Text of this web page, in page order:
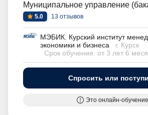
Муниципальное управление
5.0 13 отзывов
МЭБИК. Курский институт
экономики и бизнеса
г. Курск
Срок обучения: от 3 лет 6
Спросить или
Это онлайн-обучение